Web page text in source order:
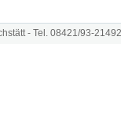
- Tel. 08421/93-